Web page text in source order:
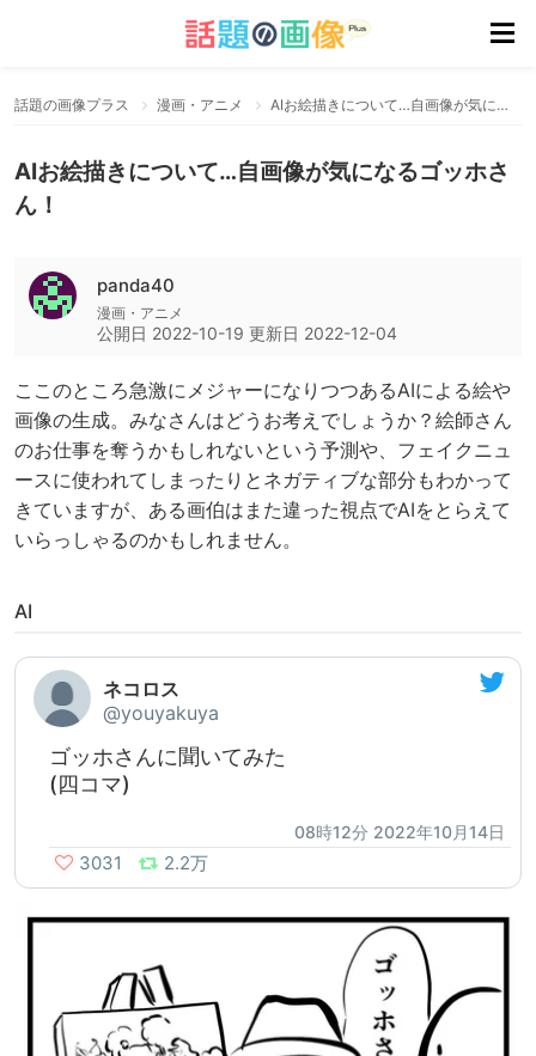
話題の画像プラス 漫画・アニメ AIお絵描きについて…自画像が気になるゴッホさん！
AIお絵描きについて…自画像が気になるゴッホさ
ん！
panda40
漫画・アニメ
公開日 2022-10-19 更新日 2022-12-04
ここのところ急激にメジャーになりつつあるAIによる絵や
画像の生成。みなさんはどうお考えでしょうか？絵師さん
のお仕事を奪うかもしれないという予測や、フェイクニュ
ースに使われてしまったりとネガティブな部分もわかって
きていますが、ある画伯はまた違った視点でAIをとらえて
いらっしゃるのかもしれません。
AI
ネコロス
@youyakuya
ゴッホさんに聞いてみた
(四コマ)
08時12分 2022年10月14日
3031 2.2万